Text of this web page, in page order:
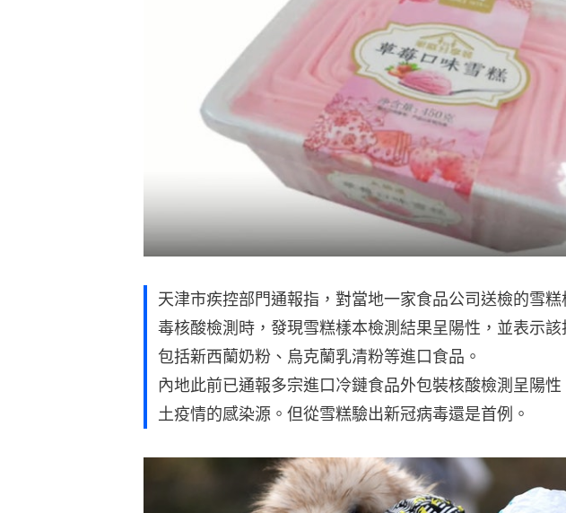
天津市疾控部門通報指，對當地一家食品公司送檢的雪
毒核酸檢測時，發現雪糕樣本檢測結果呈陽性，並表示
包括新西蘭奶粉、烏克蘭乳清粉等進口食品。
內地此前已通報多宗進口冷鏈食品外包裝核酸檢測呈陽
土疫情的感染源。但從雪糕驗出新冠病毒還是首例。